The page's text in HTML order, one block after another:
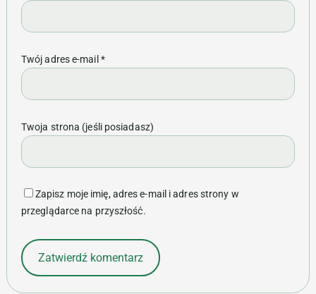
Twój adres e-mail *
Twoja strona (jeśli posiadasz)
Zapisz moje imię, adres e-mail i adres strony w
przeglądarce na przyszłość.